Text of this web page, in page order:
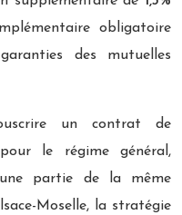
obligatoire
des mutuelles
un contrat de
le régime général,
partie de la même
Moselle, la stratégie